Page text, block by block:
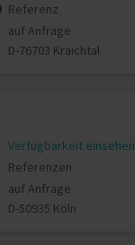
Referenz
auf Anfrage
D-76703 Kraichtal
Verfügbarkeit einsehen
Referenzen
auf Anfrage
D-50935 Köln